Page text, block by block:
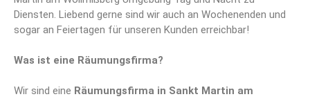
Diensten. Liebend gerne sind wir auch an Wochenenden und
sogar an Feiertagen für unseren Kunden erreichbar!
Was ist eine Räumungsfirma?
Wir sind eine Räumungsfirma in Sankt Martin am